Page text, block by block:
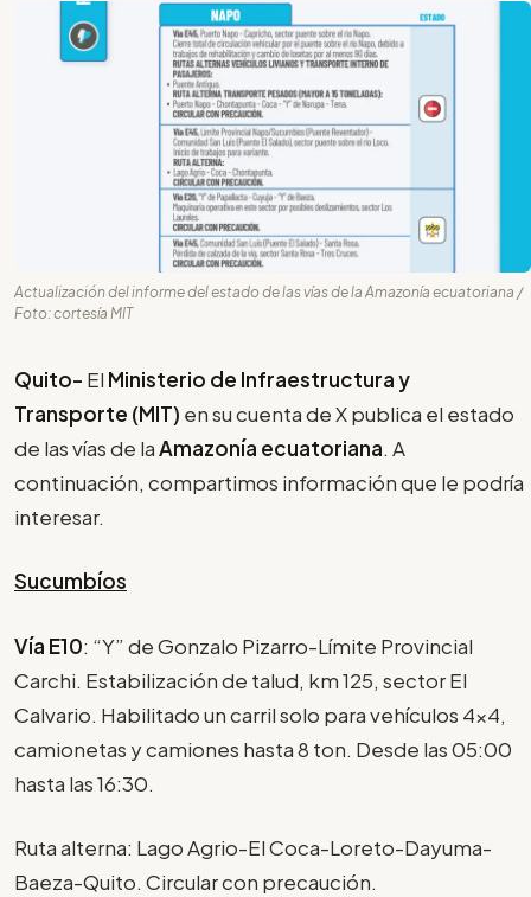
Actualización del informe del estado de las vías de la Amazonía ecuatoriana /
Foto: cortesía MIT
Quito- El Ministerio de Infraestructura y
Transporte (MIT) en su cuenta de X publica el estado
de las vías de laAmazonía ecuatoriana. A
continuación, compartimos información que le podría
interesar.
Sucumbíos
Vía E10: “Y” de Gonzalo Pizarro-Límite Provincial
Carchi. Estabilización de talud, km 125, sector El
Calvario. Habilitado un carril solo para vehículos 4x4,
camionetas y camiones hasta 8 ton. Desde las 05:00
hasta las 16:30.
Ruta alterna: Lago Agrio-El Coca-Loreto-Dayuma-
Baeza-Quito. Circular con precaución.